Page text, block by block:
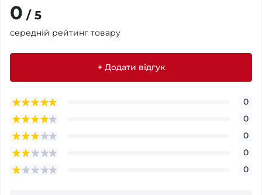
0 / 5
середній рейтинг товару
+ Додати відгук
0
0
0
0
0